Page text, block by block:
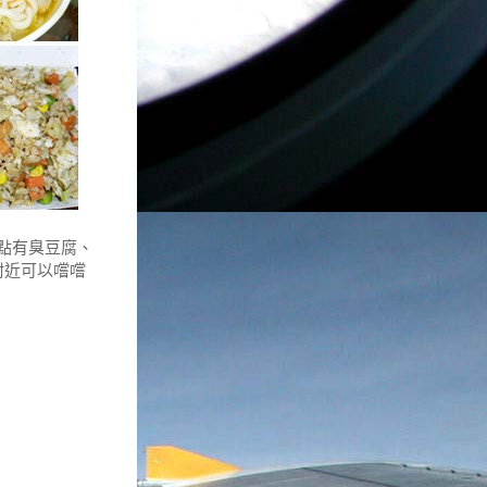
有臭豆腐、
可以嚐嚐